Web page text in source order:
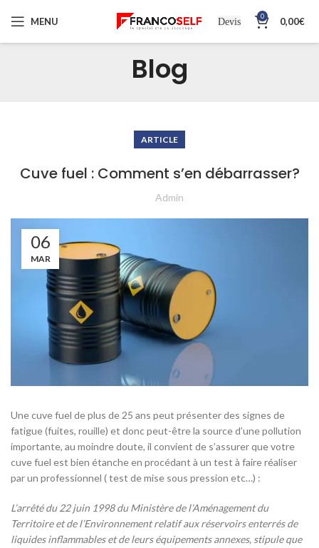
MENU Devis 0 0,00€
Blog
ARTICLE
Cuve fuel : Comment s’en débarrasser?
Admin
06
MAR
Une cuve fuel de plus de 25 ans peut présenter des signes de
fatigue (fuites, rouille) et donc peut-être la source d’une pollution
importante, au moindre doute, il convient de s’assurer que votre
cuve fuel est bien étanche en procédant à un test à faire réaliser
par un professionnel ( test de mise sous pression etc…) :
L’arrêté du 22 juin 1998 du Ministère de l’Aménagement du
Territoire et de l’Environnement relatif aux réservoirs enterrés de
liquides inflammables et de leurs équipements annexes, stipule que